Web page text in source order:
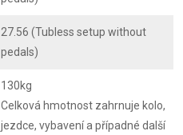
27.56 (Tubless setup without
pedals)
130kg
Celková hmotnost zahrnuje kolo,
jezdce, vybavení a případné další